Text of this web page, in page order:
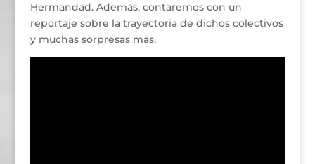
Hermandad. Además, contaremos con un
reportaje sobre la trayectoria de dichos colectivos
y muchas sorpresas más.